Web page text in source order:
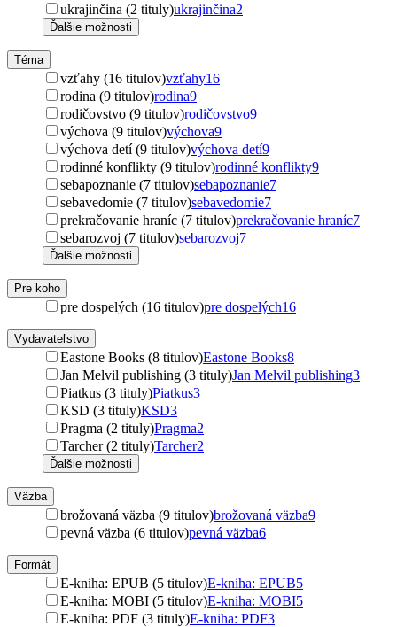
ukrajinčina (2 tituly)ukrajinčina2
Ďalšie možnosti
Téma
vzťahy (16 titulov)vzťahy16
rodina (9 titulov)rodina9
rodičovstvo (9 titulov)rodičovstvo9
výchova (9 titulov)výchova9
výchova detí (9 titulov)výchova detí9
rodinné konflikty (9 titulov)rodinné konflikty9
sebapoznanie (7 titulov)sebapoznanie7
sebavedomie (7 titulov)sebavedomie7
prekračovanie hraníc (7 titulov)prekračovanie hraníc7
sebarozvoj (7 titulov)sebarozvoj7
Ďalšie možnosti
Pre koho
pre dospelých (16 titulov)pre dospelých16
Vydavateľstvo
Eastone Books (8 titulov)Eastone Books8
Jan Melvil publishing (3 tituly)Jan Melvil publishing3
Piatkus (3 tituly)Piatkus3
KSD (3 tituly)KSD3
Pragma (2 tituly)Pragma2
Tarcher (2 tituly)Tarcher2
Ďalšie možnosti
Väzba
brožovaná väzba (9 titulov)brožovaná väzba9
pevná väzba (6 titulov)pevná väzba6
Formát
E-kniha: EPUB (5 titulov)E-kniha: EPUB5
E-kniha: MOBI (5 titulov)E-kniha: MOBI5
E-kniha: PDF (3 tituly)E-kniha: PDF3